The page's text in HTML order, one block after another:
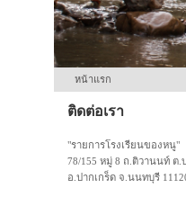
หน้าแรก
ติดต่อเรา
"รายการโรงเรียนของหนู"
78/155 หมู่ 8 ถ.ติวานนท์ ต.
อ.ปากเกร็ด จ.นนทบุรี